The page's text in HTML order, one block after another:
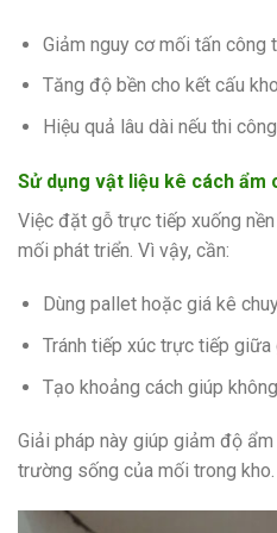
Giảm nguy cơ mối tấn công
Tăng độ bền cho kết cấu kho
Hiệu quả lâu dài nếu thi
Sử dụng vật liệu kê cách ẩm
Việc đặt gỗ trực tiếp xuống
mối phát triển. Vì vậy, cần:
Dùng pallet hoặc giá kê
Tránh tiếp xúc trực tiếp giữa
Tạo khoảng cách giúp
Giải pháp này giúp giảm độ
trường sống của mối trong kho.